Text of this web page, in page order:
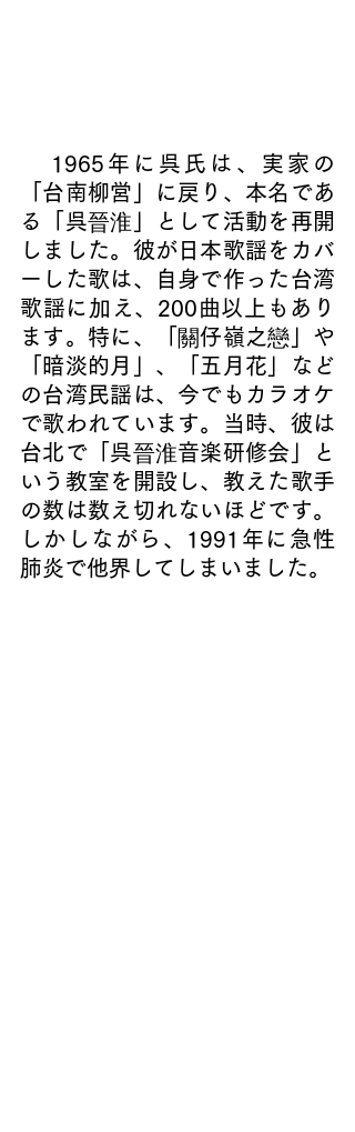
「台南柳営」に戻り、本名であ
る「呉晉淮 」として活動を再開
しました。彼が日本歌謡をカバ
ーした歌は、自身で作った台湾
歌謡に加え、200曲以上もあり
ます。特に、「 關仔嶺之戀 」や
「暗淡的月」、「五月花」など
の台湾民謡は、今でもカラオケ
で歌われています。当時、彼は
台北で「呉晉淮音楽研修会」と
いう教室を開設し、教えた歌手
の数は数え切れないほどです。
しかしながら、1991年に急性
肺炎で他界してしまいました。